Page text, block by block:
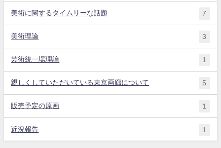
美術に関するタイムリーな話題 7
美術理論 3
芸術統一場理論 1
親しくしていただいている東京画廊について 5
販売予定の原画 1
近況報告 1